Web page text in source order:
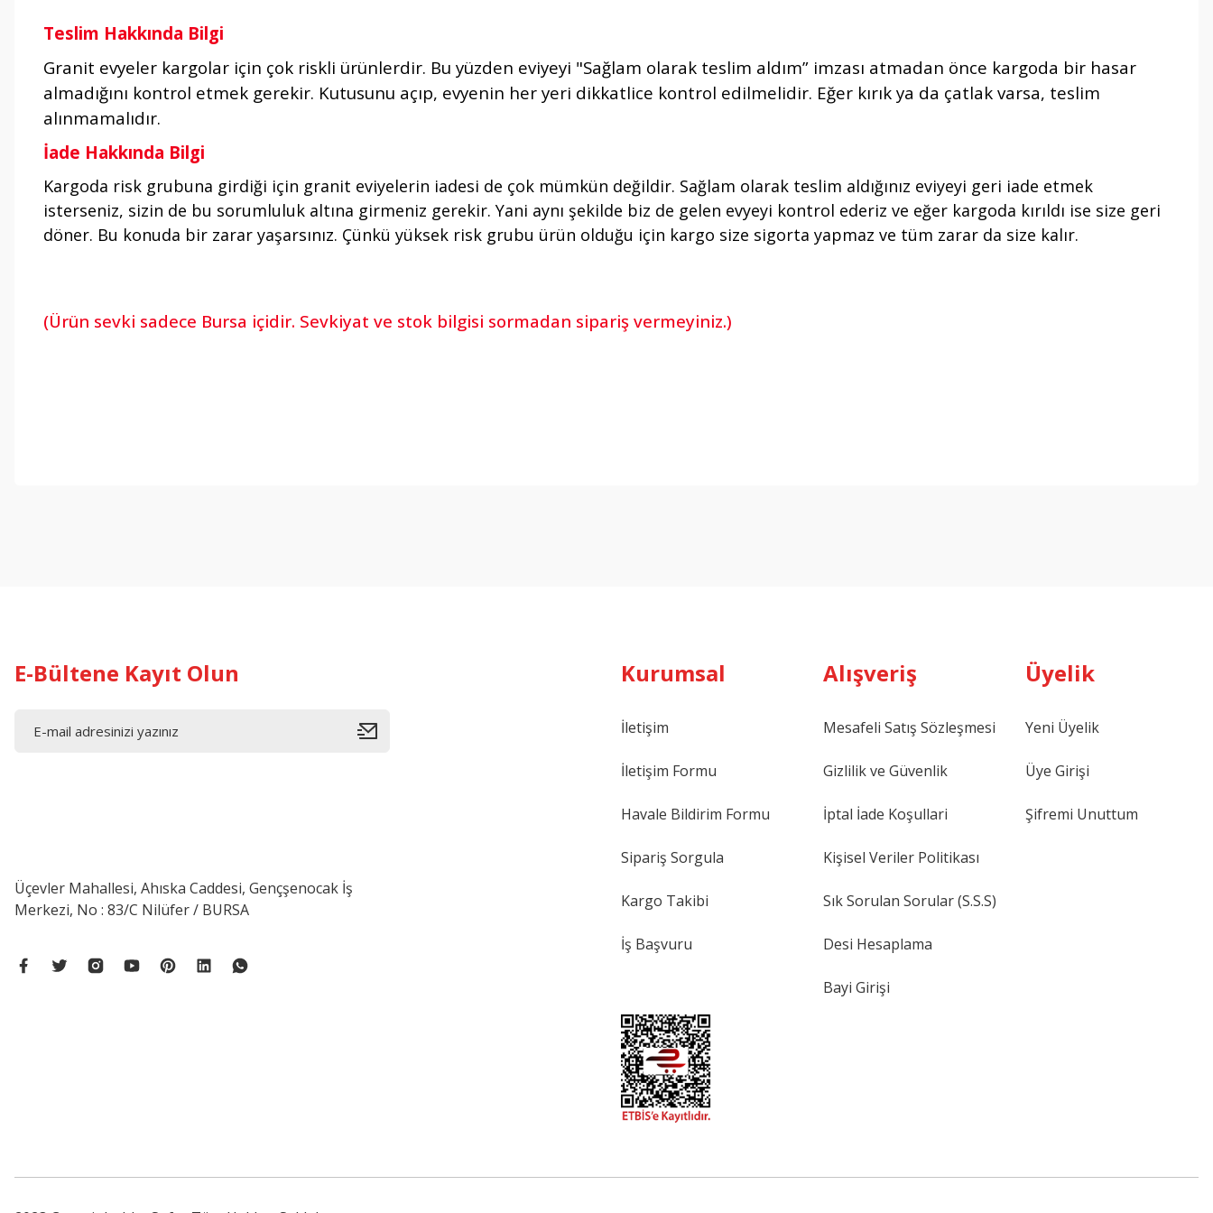
Teslim Hakkında Bilgi
Granit evyeler kargolar için çok riskli ürünlerdir. Bu yüzden eviyeyi "Sağlam olarak teslim aldım” imzası atmadan önce kargoda bir hasar
almadığını kontrol etmek gerekir. Kutusunu açıp, evyenin her yeri dikkatlice kontrol edilmelidir. Eğer kırık ya da çatlak varsa, teslim
alınmamalıdır.
İade Hakkında Bilgi
Kargoda risk grubuna girdiği için granit eviyelerin iadesi de çok mümkün değildir. Sağlam olarak teslim aldığınız eviyeyi geri iade etmek
isterseniz, sizin de bu sorumluluk altına girmeniz gerekir. Yani aynı şekilde biz de gelen evyeyi kontrol ederiz ve eğer kargoda kırıldı ise size geri
döner. Bu konuda bir zarar yaşarsınız. Çünkü yüksek risk grubu ürün olduğu için kargo size sigorta yapmaz ve tüm zarar da size kalır.
(Ürün sevki sadece Bursa içidir. Sevkiyat ve stok bilgisi sormadan sipariş vermeyiniz.)
E-Bültene Kayıt Olun
Üçevler Mahallesi, Ahıska Caddesi, Gençşenocak İş
Merkezi, No : 83/C Nilüfer / BURSA
Kurumsal
İletişim
İletişim Formu
Havale Bildirim Formu
Sipariş Sorgula
Kargo Takibi
İş Başvuru
Alışveriş
Mesafeli Satış Sözleşmesi
Gizlilik ve Güvenlik
İptal İade Koşullari
Kişisel Veriler Politikası
Sık Sorulan Sorular (S.S.S)
Desi Hesaplama
Bayi Girişi
Üyelik
Yeni Üyelik
Üye Girişi
Şifremi Unuttum